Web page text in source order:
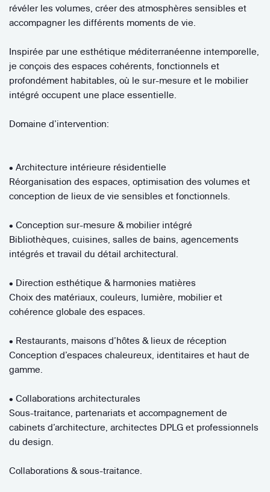
révéler les volumes, créer des atmosphères sensibles et
accompagner les différents moments de vie.
Inspirée par une esthétique méditerranéenne intemporelle,
je conçois des espaces cohérents, fonctionnels et
profondément habitables, où le sur-mesure et le mobilier
intégré occupent une place essentielle.
Domaine d’intervention:
• Architecture intérieure résidentielle
Réorganisation des espaces, optimisation des volumes et
conception de lieux de vie sensibles et fonctionnels.
• Conception sur-mesure & mobilier intégré
Bibliothèques, cuisines, salles de bains, agencements
intégrés et travail du détail architectural.
• Direction esthétique & harmonies matières
Choix des matériaux, couleurs, lumière, mobilier et
cohérence globale des espaces.
• Restaurants, maisons d’hôtes & lieux de réception
Conception d’espaces chaleureux, identitaires et haut de
gamme.
• Collaborations architecturales
Sous-traitance, partenariats et accompagnement de
cabinets d’architecture, architectes DPLG et professionnels
du design.
Collaborations & sous-traitance.